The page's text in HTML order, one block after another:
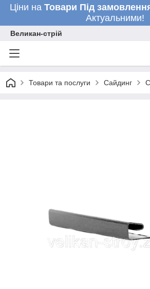
Ціни на Товари Під
Актуальними!
Великан-стрій
Товари та послуги Сайдинг